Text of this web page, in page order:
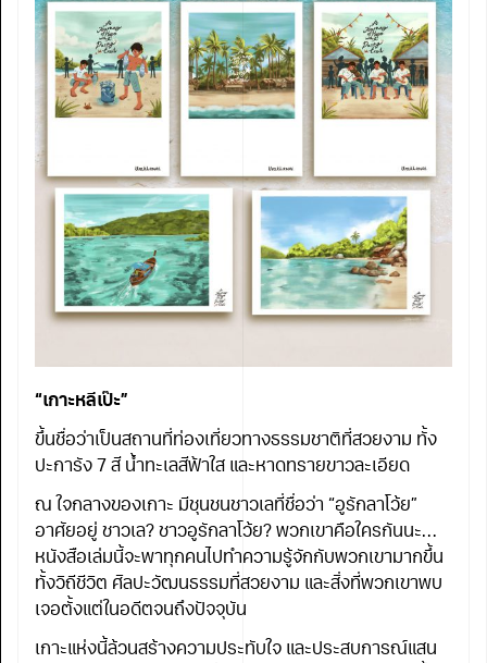
“เกาะหลีเป๊ะ”
ขึ้นชื่อว่าเป็นสถานที่ท่องเที่ยวทางธรรมชาติที่สวยงาม ทั้ง
ปะการัง 7 สี น้ำทะเลสีฟ้าใส และหาดทรายขาวละเอียด
ณ ใจกลางของเกาะ มีชุนชนชาวเลที่ชื่อว่า “อูรักลาโว้ย”
อาศัยอยู่ ชาวเล? ชาวอูรักลาโว้ย? พวกเขาคือใครกันนะ…
หนังสือเล่มนี้จะพาทุกคนไปทำความรู้จักกับพวกเขามากขึ้น
ทั้งวิถีชีวิต ศิลปะวัฒนธรรมที่สวยงาม และสิ่งที่พวกเขาพบ
เจอตั้งแต่ในอดีตจนถึงปัจจุบัน
เกาะแห่งนี้ล้วนสร้างความประทับใจ และประสบการณ์แสน